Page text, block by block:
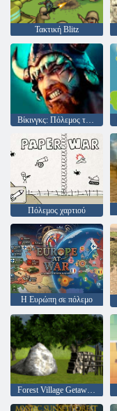
Τακτική Blitz
Βίκινγκς: Πόλεμος των φυλών
Πόλεμος χαρτιού
Η Ευρώπη σε πόλεμο
Forest Village Getaway Επεισόδιο 2